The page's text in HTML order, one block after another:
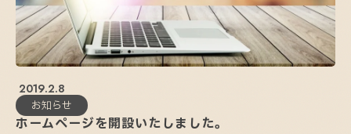
ホームページを開設いたしました。
2019.2.8
お知らせ